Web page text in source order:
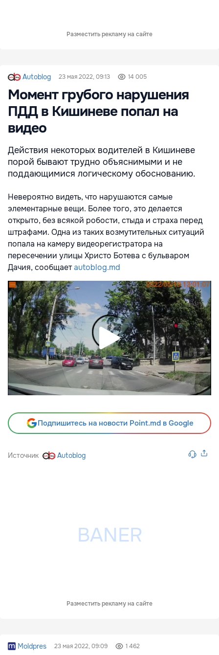
Разместить рекламу на сайте
Autoblog 23 мая 2022, 09:13 14 005
Момент грубого нарушения
ПДД в Кишиневе попал на
видео
Действия некоторых водителей в Кишиневе
порой бывают трудно объяснимыми и не
поддающимися логическому обоснованию.
Невероятно видеть, что нарушаются самые
элементарные вещи. Более того, это делается
открыто, без всякой робости, стыда и страха перед
штрафами. Одна из таких возмутительных ситуаций
попала на камеру видеорегистратора на
пересечении улицы Христо Ботева с бульваром
Дачия, сообщаетautoblog.md
Подпишитесь на новости Point.md в Google
Источник Autoblog
Разместить рекламу на сайте
Moldpres 23 мая 2022, 09:09 1 462